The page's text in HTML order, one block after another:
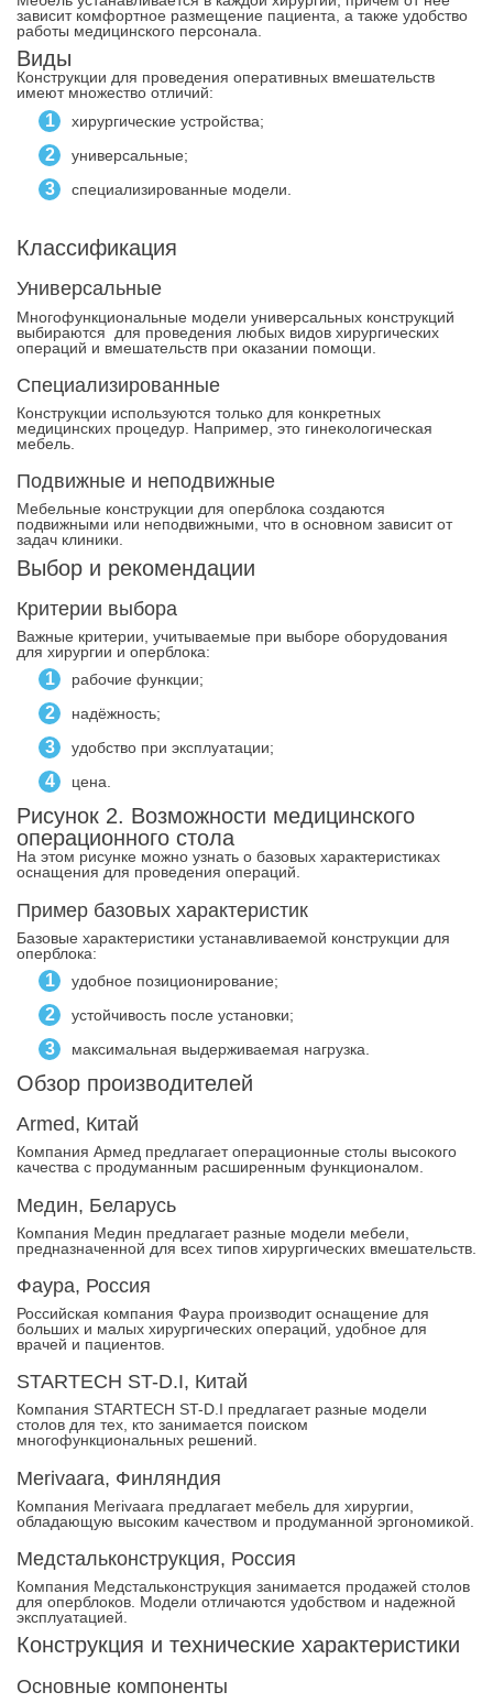
зависит комфортное размещение пациента, а также удобство
работы медицинского персонала.
Виды
Конструкции для проведения оперативных вмешательств
имеют множество отличий:
хирургические устройства;
универсальные;
специализированные модели.
Классификация
Универсальные
Многофункциональные модели универсальных конструкций
выбираются для проведения любых видов хирургических
операций и вмешательств при оказании помощи.
Специализированные
Конструкции используются только для конкретных
медицинских процедур. Например, это гинекологическая
мебель.
Подвижные и неподвижные
Мебельные конструкции для оперблока создаются
подвижными или неподвижными, что в основном зависит от
задач клиники.
Выбор и рекомендации
Критерии выбора
Важные критерии, учитываемые при выборе оборудования
для хирургии и оперблока:
рабочие функции;
надёжность;
удобство при эксплуатации;
цена.
Рисунок 2. Возможности медицинского
операционного стола
На этом рисунке можно узнать о базовых характеристиках
оснащения для проведения операций.
Пример базовых характеристик
Базовые характеристики устанавливаемой конструкции для
оперблока:
удобное позиционирование;
устойчивость после установки;
максимальная выдерживаемая нагрузка.
Обзор производителей
Armed, Китай
Компания Армед предлагает операционные столы высокого
качества с продуманным расширенным функционалом.
Медин, Беларусь
Компания Медин предлагает разные модели мебели,
предназначенной для всех типов хирургических вмешательств.
Фаура, Россия
Российская компания Фаура производит оснащение для
больших и малых хирургических операций, удобное для
врачей и пациентов.
STARTECH ST-D.I, Китай
Компания STARTECH ST-D.I предлагает разные модели
столов для тех, кто занимается поиском
многофункциональных решений.
Merivaara, Финляндия
Компания Merivaara предлагает мебель для хирургии,
обладающую высоким качеством и продуманной эргономикой.
Медстальконструкция, Россия
Компания Медстальконструкция занимается продажей столов
для оперблоков. Модели отличаются удобством и надежной
эксплуатацией.
Конструкция и технические характеристики
Основные компоненты